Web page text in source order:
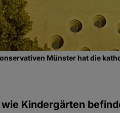
Münster hat die
Kindergärten